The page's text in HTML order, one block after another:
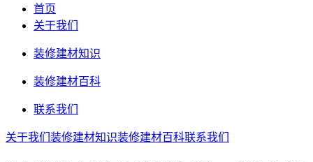
首页
关于我们
装修建材知识
装修建材百科
联系我们
关于我们 装修建材知识装修建材百科联系我们